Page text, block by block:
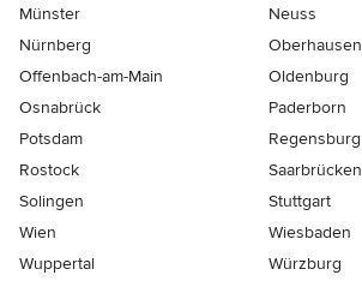
Münster
Neuss
Nürnberg
Oberhausen
Offenbach-am-Main
Oldenburg
Osnabrück
Paderborn
Potsdam
Regensburg
Rostock
Saarbrücken
Solingen
Stuttgart
Wien
Wiesbaden
Wuppertal
Würzburg